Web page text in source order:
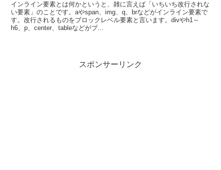
インライン要素とは何かというと、雑に言えば「いちいち改行されな
い要素」のことです。aやspan、img、q、brなどがインライン要素で
す。改行されるものをブロックレベル要素と言います。divやh1～
h6、p、center、tableなどがブ...
スポンサーリンク